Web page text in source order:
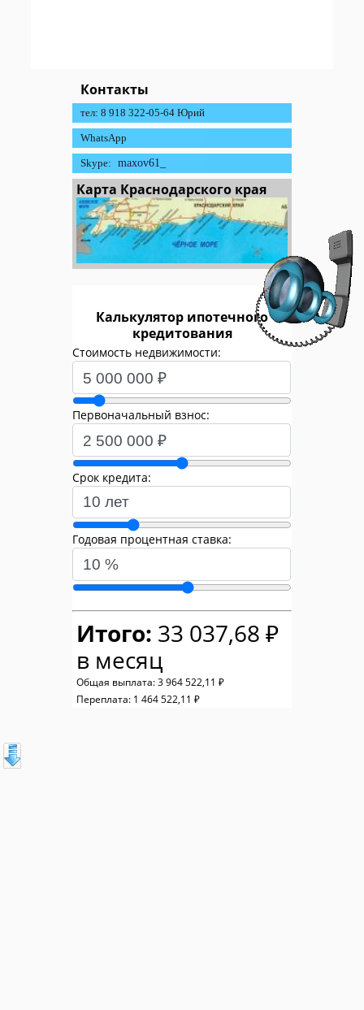
Контакты
тел: 8 918 322-05-64 Юрий
WhatsApp
Skype: maxov61_
Карта Краснодарского края
Калькулятор ипотечного
кредитования
Стоимость недвижимости:
Первоначальный взнос:
Срок кредита:
Годовая процентная ставка:
Итого: 33 037,68 ₽
в месяц
Общая выплата: 3 964 522,11 ₽
Переплата: 1 464 522,11 ₽